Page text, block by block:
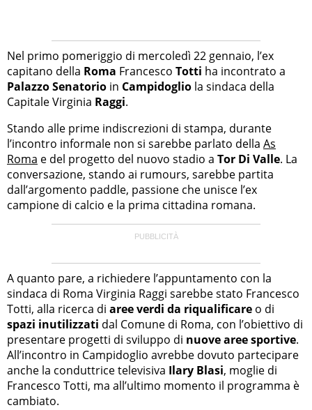
Nel primo pomeriggio di mercoledì 22 gennaio, l’ex
capitano della Roma Francesco Totti ha incontrato a
Palazzo Senatorio in Campidoglio la sindaca della
Capitale Virginia Raggi.
Stando alle prime indiscrezioni di stampa, durante
l’incontro informale non si sarebbe parlato della As
Roma e del progetto del nuovo stadio a Tor Di Valle. La
conversazione, stando ai rumours, sarebbe partita
dall’argomento paddle, passione che unisce l’ex
campione di calcio e la prima cittadina romana.
A quanto pare, a richiedere l’appuntamento con la
sindaca di Roma Virginia Raggi sarebbe stato Francesco
Totti, alla ricerca di aree verdi da riqualificare o di
spazi inutilizzati dal Comune di Roma, con l’obiettivo di
presentare progetti di sviluppo di nuove aree sportive.
All’incontro in Campidoglio avrebbe dovuto partecipare
anche la conduttrice televisiva Ilary Blasi, moglie di
Francesco Totti, ma all’ultimo momento il programma è
cambiato.